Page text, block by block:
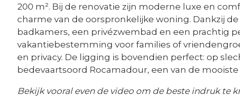
200 m². Bij de renovatie zijn moderne luxe en
charme van de oorspronkelijke woning. Dankzij
badkamers, een privézwembad en een prachtig
vakantiebestemming voor families of
en privacy. De ligging is bovendien perfect: op
bedevaartsoord Rocamadour, een van de
Bekijk vooral even de video om de beste indruk te